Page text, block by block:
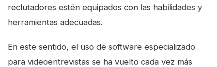
reclutadores estén equipados con las habilidades y
herramientas adecuadas.
En este sentido, el uso de software especializado
para videoentrevistas se ha vuelto cada vez más